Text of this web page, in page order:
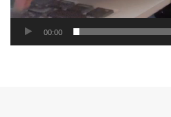
00:00